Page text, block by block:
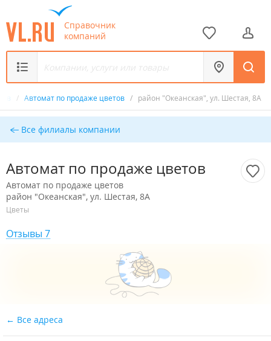
Справочник
компаний
/ Автомат по продаже цветов / район "Океанская", ул. Шестая, 8А
Все филиалы компании
Автомат по продаже цветов
Автомат по продаже цветов
район "Океанская", ул. Шестая, 8А
Цветы
Отзывы 7
Все адреса